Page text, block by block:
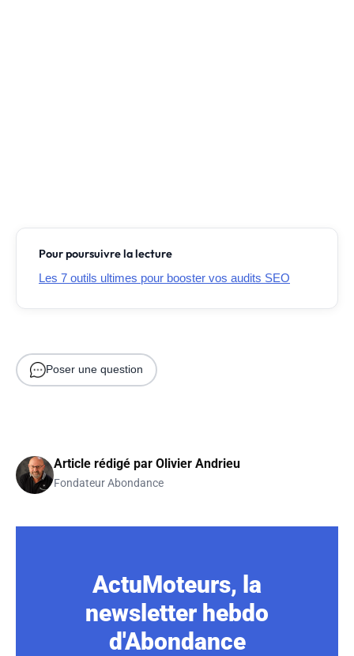
Pour poursuivre la lecture
Les 7 outils ultimes pour booster vos audits SEO
Poser une question
Article rédigé par Olivier Andrieu
Fondateur Abondance
ActuMoteurs, la
newsletter hebdo
d'Abondance